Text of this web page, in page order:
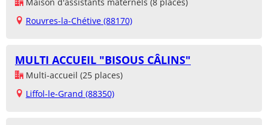
Maison d'assistants maternels (8 places)
Rouvres-la-Chétive (88170)
MULTI ACCUEIL "BISOUS CÂLINS"
Multi-accueil (25 places)
Liffol-le-Grand (88350)